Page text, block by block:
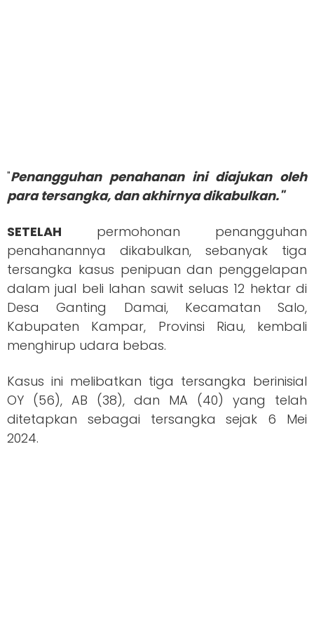
"Penangguhan penahanan ini diajukan oleh
para tersangka, dan akhirnya dikabulkan."
SETELAH permohonan penangguhan
penahanannya dikabulkan, sebanyak tiga
tersangka kasus penipuan dan penggelapan
dalam jual beli lahan sawit seluas 12 hektar di
Desa Ganting Damai, Kecamatan Salo,
Kabupaten Kampar, Provinsi Riau, kembali
menghirup udara bebas.
Kasus ini melibatkan tiga tersangka berinisial
OY (56), AB (38), dan MA (40) yang telah
ditetapkan sebagai tersangka sejak 6 Mei
2024.